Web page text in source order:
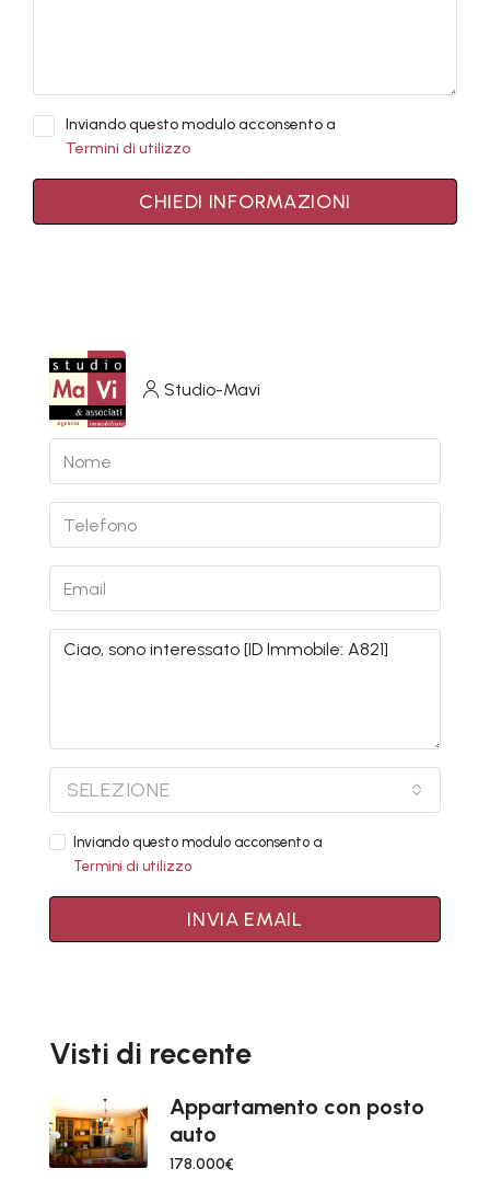
Inviando questo modulo acconsento a
Termini di utilizzo
CHIEDI INFORMAZIONI
Studio-Mavi
SELEZIONE
Inviando questo modulo acconsento a
Termini di utilizzo
INVIA EMAIL
Visti di recente
Appartamento con posto
auto
178.000€